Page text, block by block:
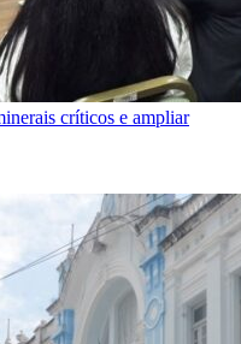
críticos e ampliar